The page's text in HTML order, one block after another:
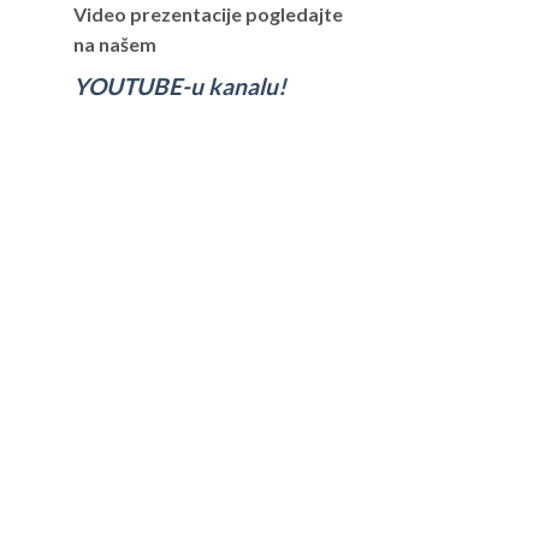
Video prezentacije pogledajte
na našem
YOUTUBE-u kanalu!